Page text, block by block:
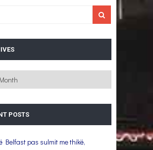
POSTS
Belfast pas sulmit me thikë,